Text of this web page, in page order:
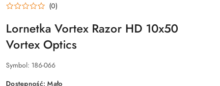
(0)
Lornetka Vortex Razor HD 10x50
Vortex Optics
Symbol: 186-066
Dostępność:Mało